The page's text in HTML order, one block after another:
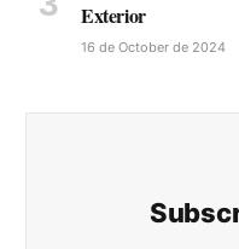
Exterior
16 de October de 2024